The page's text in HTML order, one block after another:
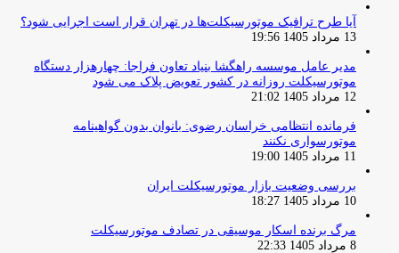
آیا طرح ترافیک موتورسیکلت‌ها در تهران قرار است اجرایی شود؟
13 مرداد 1405 19:56
مدیر عامل موسسه راهگشا بنیاد تعاون فراجا: چهارهزار دستگاه
موتورسیکلت روزانه در کشور تعویض پلاک می شود
12 مرداد 1405 21:02
فرمانده انتظامی خراسان رضوی: بانوان بدون گواهینامه
موتورسواری نکنند
11 مرداد 1405 19:00
بررسی وضعیت بازار موتورسیکلت ایران
10 مرداد 1405 18:27
مرگ برنده اسکار موسیقی در تصادف موتورسیکلت
8 مرداد 1405 22:33